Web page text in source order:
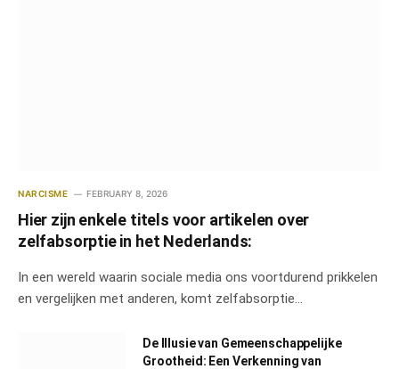
NARCISME FEBRUARY 8, 2026
Hier zijn enkele titels voor artikelen over
zelfabsorptie in het Nederlands:
In een wereld waarin sociale media ons voortdurend prikkelen
en vergelijken met anderen, komt zelfabsorptie…
De Illusie van Gemeenschappelijke
Grootheid: Een Verkenning van